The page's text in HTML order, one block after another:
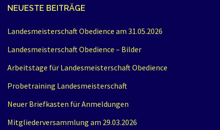
NEUESTE BEITRÄGE
Landesmeisterschaft Obedience am 31.05.2026
Landesmeisterschaft Obedience – Bilder
Arbeitstage für Landesmeisterschaft Obedience
Probetraining Landesmeisterschaft
Neuer Briefkasten für Anmeldungen
Mitgliederversammlung am 29.03.2026